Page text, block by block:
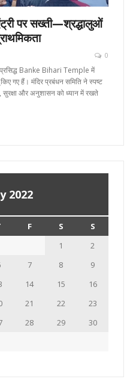
पर सख्ती—श्रद्धालुओं
0
Banke Bihari Temple में
गए हैं। मंदिर प्रबंधन समिति ने स्पष्ट
और अनुशासन को ध्यान में रखते
2022
F S
S
1
2
7 8
9
14 15
16
21 22
23
28 29
30